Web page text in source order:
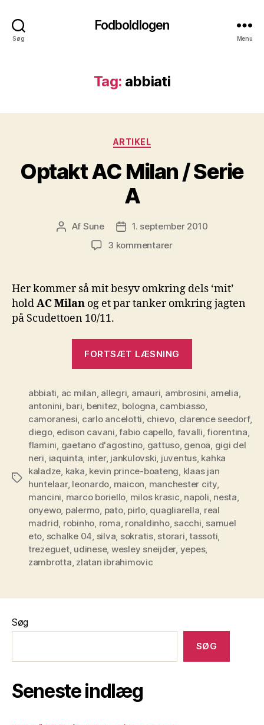
Søg
Fodboldlogen
Menu
Tag: abbiati
Kategorier
ARTIKEL
Optakt AC Milan / Serie
A
Indlægsforfatter
Af Sune Indlægsdato
1. september 2010
3 kommentarertil
Milan
Serie
Her kommer så mit besyv omkring dels ‘mit’
holdAC Milan og et par tanker omkring jagten
på Scudettoen 10/11.
FORTSÆT LÆSNING
/
Serie
A”
Tags
abbiati, ac milan, allegri, amauri, ambrosini, amelia,
antonini, bari, benitez, bologna, cambiasso,
camoranesi, carlo ancelotti, chievo, clarence seedorf,
diego, edison cavani,fabio capello, favalli,fiorentina,
flamini, gaetano d'agostino, gattuso, genoa, gigi del
neri, iaquinta, inter, jankulovski, juventus, kahka
kaladze, kaka, kevin prince-boateng, klaas jan
huntelaar, leonardo, maicon, manchester city,
mancini, marco boriello, milos krasic, napoli, nesta,
onyewo, palermo, pato, pirlo, quagliarella, real
madrid, robinho, roma, ronaldinho, sacchi, samuel
eto, schalke 04, silva, sokratis, storari,tassoti,
trezeguet, udinese, wesley sneijder, yepes,
zambrotta, zlatan ibrahimovic
Søg
SØG
Seneste indlæg